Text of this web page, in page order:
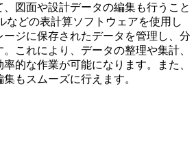
図面や設計データの編集も行うこと
などの表計算ソフトウェアを使用し
ジに保存されたデータを管理し、分
これにより、データの整理や集計、
的な作業が可能になります。また、
もスムーズに行えます。